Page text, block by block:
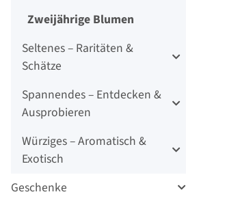
Zweijährige Blumen
Seltenes – Raritäten &
Schätze
Spannendes – Entdecken &
Ausprobieren
Würziges – Aromatisch &
Exotisch
Geschenke